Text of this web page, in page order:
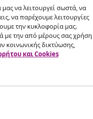
παραγγελία σας.
Επιχείρηση
Πρόγραμμα
να λειτουργεί σωστά, να
να παρέχουμε λειτουργίες
την κυκλοφορία μας.
με την από μέρους σας χρήση
κοινωνικής δικτύωσης,
και Cookies